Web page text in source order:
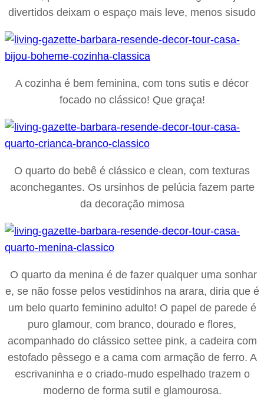
divertidos deixam o espaço mais leve, menos sisudo
A cozinha é bem feminina, com tons sutis e décor
focado no clássico! Que graça!
O quarto do bebê é clássico e clean, com texturas
aconchegantes. Os ursinhos de pelúcia fazem parte
da decoração mimosa
O quarto da menina é de fazer qualquer uma sonhar
e, se não fosse pelos vestidinhos na arara, diria que é
um belo quarto feminino adulto! O papel de parede é
puro glamour, com branco, dourado e flores,
acompanhado do clássico settee pink, a cadeira com
estofado pêssego e a cama com armação de ferro. A
escrivaninha e o criado-mudo espelhado trazem o
moderno de forma sutil e glamourosa.